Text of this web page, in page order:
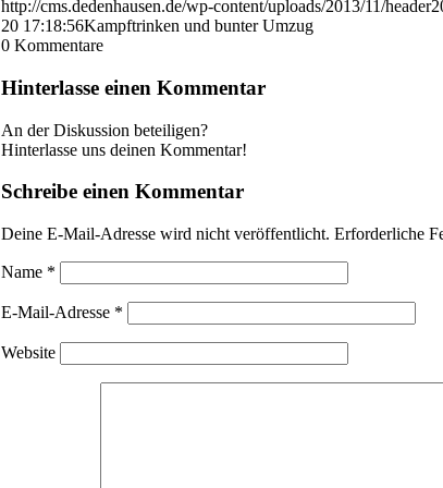
http://cms.dedenhausen.de/wp-content/uploads/2013/11/
20 17:18:56Kampftrinken und bunter Umzug
0 Kommentare
Hinterlasse einen Kommentar
An der Diskussion beteiligen?
Hinterlasse uns deinen Kommentar!
Schreibe einen Kommentar
Deine E-Mail-Adresse wird nicht veröffentlicht. Erforderliche
Name *
E-Mail-Adresse *
Website